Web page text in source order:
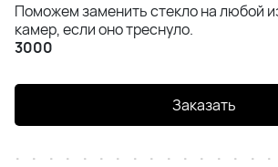
Поможем заменить стекло на любой
камер, если оно треснуло.
3000
Заказать